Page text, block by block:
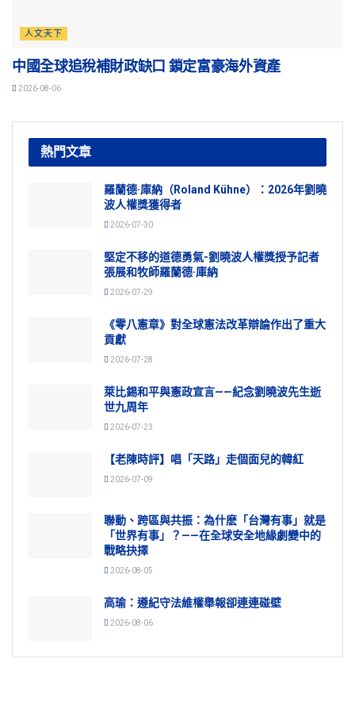
人文天下
中國全球追稅補財政缺口 鎖定富豪海外資產
2026-08-06
熱門文章
羅蘭德·庫納（Roland Kühne）：2026年劉曉
波人權獎獲得者
2026-07-30
堅定不移的道德勇氣-劉曉波人權獎授予記者
張展和牧師羅蘭德·庫納
2026-07-29
《零八憲章》對全球憲法改革辯論作出了重大
貢獻
2026-07-28
萊比錫和平與憲政宣言——紀念劉曉波先生逝
世九周年
2026-07-23
【老陳時評】唱「天路」走個面兒的韓紅
2026-07-09
聯動、跨區與共振：為什麽「台灣有事」就是
「世界有事」？——在全球安全地緣劇變中的
戰略抉擇
2026-08-05
高瑜：遵紀守法維權舉報卻連連碰壁
2026-08-06